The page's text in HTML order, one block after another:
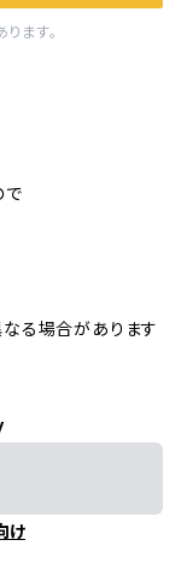
ます。
で
る場合があります
け